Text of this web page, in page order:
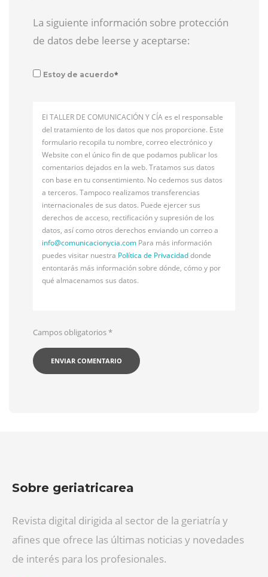
La siguiente información sobre protección
de datos debe leerse y aceptarse:
Estoy de acuerdo*
El TALLER DE COMUNICACIÓN Y CÍA es el responsable
del tratamiento de los datos que nos proporcione. Este
formulario recopila tu nombre, correo electrónico y
Website con el único fin de que podamos publicar los
comentarios dejados en la web. Tratamos sus datos
con base en tu consentimiento. No cedemos sus datos
a terceros. Tampoco realizamos transferencias
internacionales de sus datos. Puede ejercer sus
derechos de acceso, rectificación y supresión de los
datos, así como otros derechos enviando un correo a
info@comunicacionycia.com Para más información
puedes visitar nuestra Política de Privacidaddonde
entontarás más información sobre dónde, cómo y por
qué almacenamos sus datos.
Campos obligatorios*
Sobre geriatricarea
Revista digital dirigida al sector de la geriatría y
afines que ofrece las últimas noticias y novedades
de interés para los profesionales.